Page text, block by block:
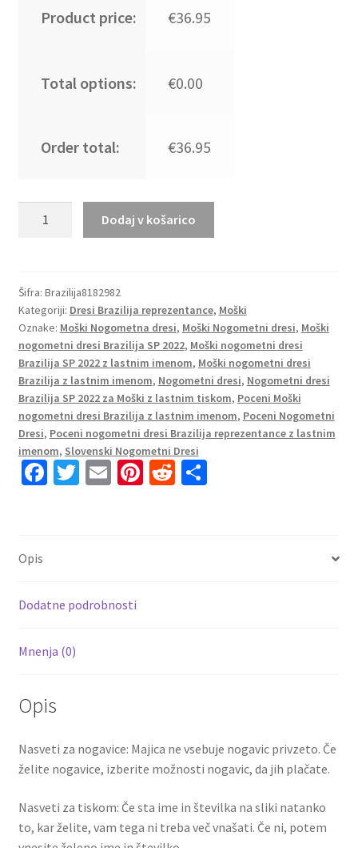
Product price: €36.95
Total options: €0.00
Order total: €36.95
Gostujoči
SP
2022
Kratek
Rokav
Kaká
10
količina
Dodaj v košarico
Šifra: Brazilija8182982
Kategoriji: Dresi Brazilija reprezentance, Moški
Oznake: Moški Nogometna dresi, Moški Nogometni dresi, Moški
nogometni dresi Brazilija SP 2022, Moški nogometni dresi
Brazilija SP 2022 z lastnim imenom, Moški nogometni dresi
Brazilija z lastnim imenom, Nogometni dresi, Nogometni dresi
Brazilija SP 2022 za Moški z lastnim tiskom, Poceni Moški
nogometni dresi Brazilija z lastnim imenom, Poceni Nogometni
Dresi, Poceni nogometni dresi Brazilija reprezentance z lastnim
imenom, Slovenski Nogometni Dresi
Fa
k
T E Pi R S
Opis
Dodatne podrobnosti
Mnenja (0)
Opis
Nasveti za nogavice: Majica ne vsebuje nogavic privzeto. Če
želite nogavice, izberite možnosti nogavic, da jih plačate.
Nasveti za tiskom: Če sta ime in številka na sliki natanko
to, kar želite, vam tega ni treba več vnašati. Če ni, potem